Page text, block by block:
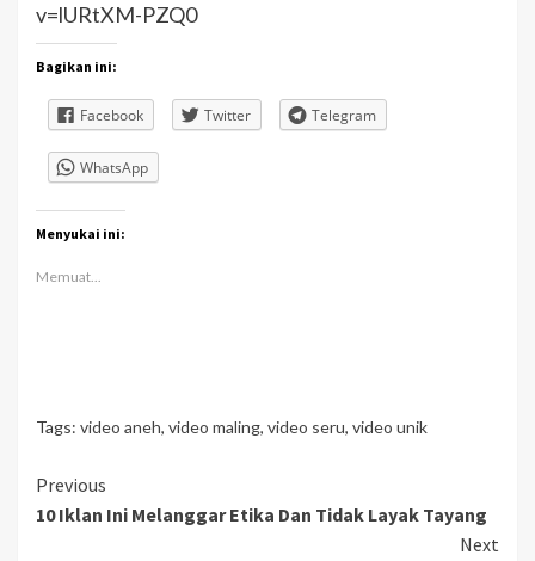
v=lURtXM-PZQ0
Bagikan ini:
Facebook Twitter Telegram
WhatsApp
Menyukai ini:
Memuat...
Tags: video aneh, video maling, video seru, video unik
Continue
Reading
Previous
10 Iklan Ini Melanggar Etika Dan Tidak Layak Tayang
Next